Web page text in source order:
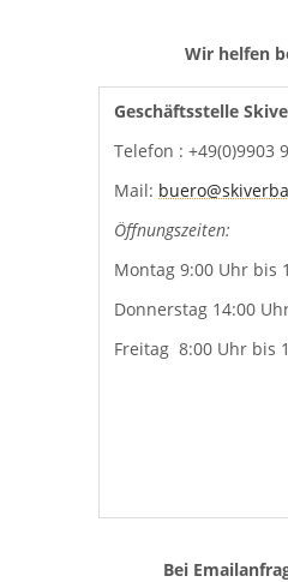
Wir helfen
Geschäftsstelle
Telefon : +49(0)9903
Mail:
Öffnungszeiten:
Montag 9:00 Uhr bis
Donnerstag 14:00
Freitag 8:00 Uhr bis
Bei